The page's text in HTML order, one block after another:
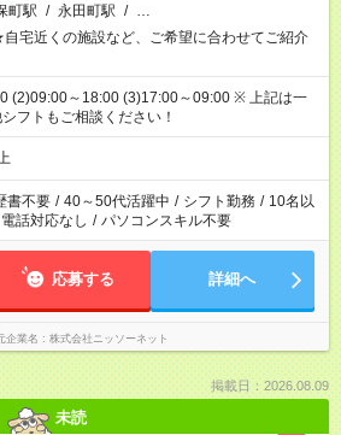
町駅 / 永田町駅 / …
宅近くの施設など、ご希望に合わせてご紹介
～18:00 (3)17:00～09:00 ※ 上記は一
フトもご相談ください！
書不要 / 40～50代活躍中 / シフト勤務 / 10名以
電話対応なし / パソコンスキル不要
応募する 詳細へ
企業名 株式会社ニッソーネット
掲載日：2026.08.09
未読